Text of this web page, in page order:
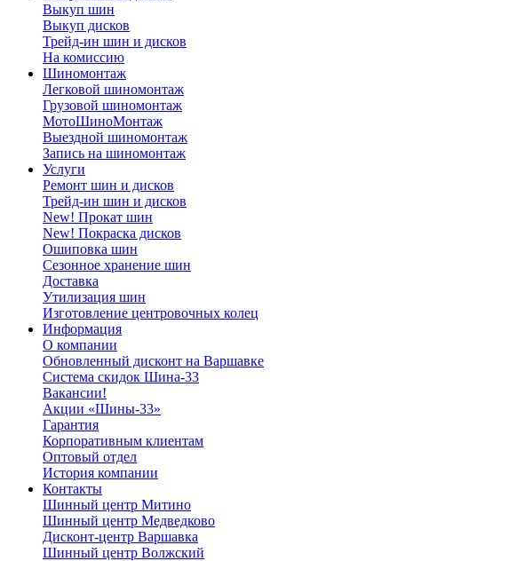
Выкуп шин
Выкуп дисков
Трейд-ин шин и дисков
На комиссию
Шиномонтаж
Легковой шиномонтаж
Грузовой шиномонтаж
МотоШиноМонтаж
Выездной шиномонтаж
Запись на шиномонтаж
Услуги
Ремонт шин и дисков
Трейд-ин шин и дисков
New! Прокат шин
New! Покраска дисков
Ошиповка шин
Сезонное хранение шин
Доставка
Утилизация шин
Изготовление центровочных колец
Информация
О компании
Обновленный дисконт на Варшавке
Система скидок Шина-33
Вакансии!
Акции «Шины-33»
Гарантия
Корпоративным клиентам
Оптовый отдел
История компании
Контакты
Шинный центр Митино
Шинный центр Медведково
Дисконт-центр Варшавка
Шинный центр Волжский